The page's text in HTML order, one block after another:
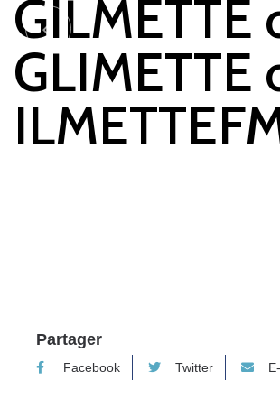
GILMETTE
GLIMETTE
Partager
Facebook Twitter